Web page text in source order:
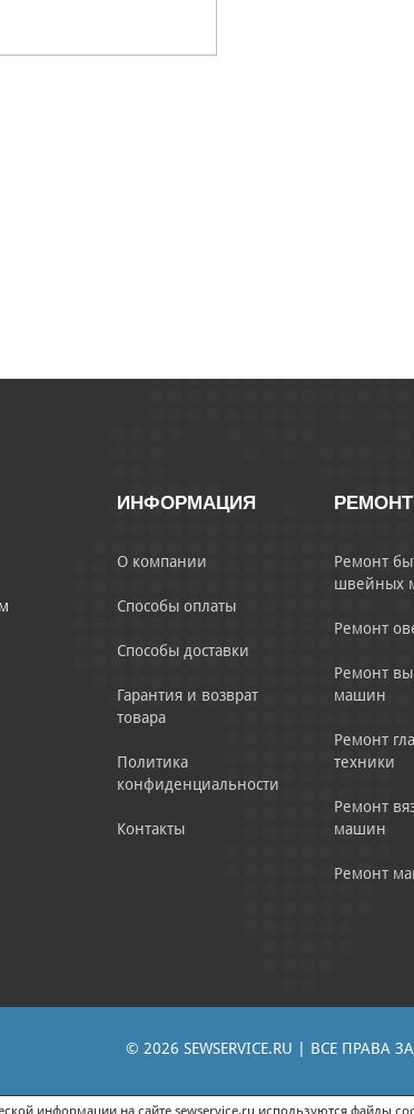
ИНФОРМАЦИЯ
О компании
Способы оплаты
Способы доставки
Гарантия и возврат
товара
Политика
конфиденциальности
Контакты
РЕМОНТ
Ремонт
швейных
Ремонт
Ремонт
машин
Ремонт
техники
Ремонт
машин
Ремонт
© 2026 SEWSERVICE.RU | ВСЕ
ПОЛУЧЕНИЕ РЕКЛАМНО-ИНФОРМАЦИОННЫХ МАТЕРИАЛОВ |
информации на сайте sewservice.ru используются файлы